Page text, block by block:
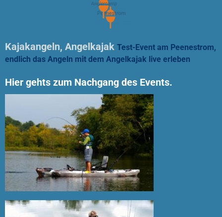
Kajakangeln, Angelkajak Test-Event am Peenestrom,
endlich das Angeln mit dem Angelkajak live erleben
Hier gehts zum Nachgang des Events.